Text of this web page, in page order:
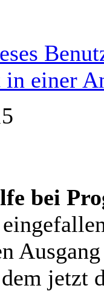
bei
jetzt